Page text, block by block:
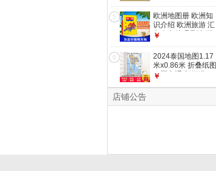
5
欧洲地图册 欧洲知
识介绍 欧洲旅游 汇
集人文地理风情 平
外对照
￥
6
2024泰国地图1.17
米x0.86米 折叠纸图
政区交通 新增港
￥
店铺公告